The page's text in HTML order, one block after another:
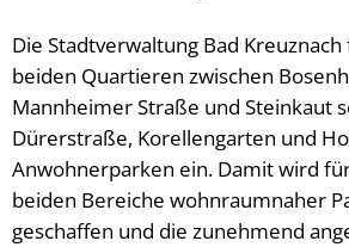
Die Stadtverwaltung Bad
beiden Quartieren zwischen
Mannheimer Straße und Steinkaut
Dürerstraße, Korellengarten und
Anwohnerparken ein. Damit wird
beiden Bereiche wohnraumnaher
geschaffen und die zunehmend